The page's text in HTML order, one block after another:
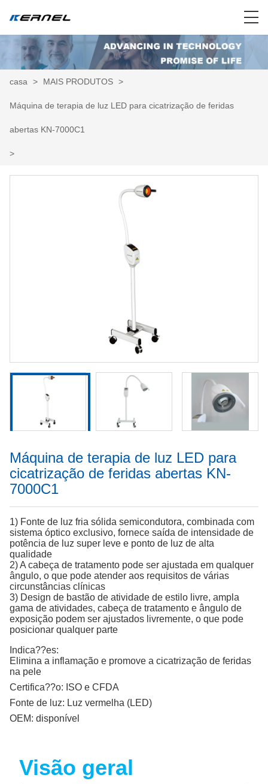
casa > MAIS PRODUTOS >
Máquina de terapia de luz LED para cicatrização de feridas
abertas KN-7000C1
>
Máquina de terapia de luz LED para
cicatrização de feridas abertas KN-
7000C1
1) Fonte de luz fria sólida semicondutora, combinada com
sistema óptico exclusivo, fornece saída de intensidade de
potência de luz super leve e ponto de luz de alta
qualidade
2) A cabeça de tratamento pode ser ajustada em qualquer
ângulo, o que pode atender aos requisitos de várias
circunstâncias clínicas
3) Design de bastão de atividade de estilo livre, ampla
gama de atividades, cabeça de tratamento e ângulo de
exposição podem ser ajustados livremente, o que pode
posicionar qualquer parte
Indica??es:
Elimina a inflamação e promove a cicatrização de feridas
na pele
Certifica??o: ISO e CFDA
Fonte de luz: Luz vermelha (LED)
OEM: disponível
Visão geral